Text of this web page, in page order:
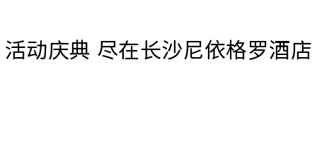
活动庆典 尽在长沙尼依格罗酒店